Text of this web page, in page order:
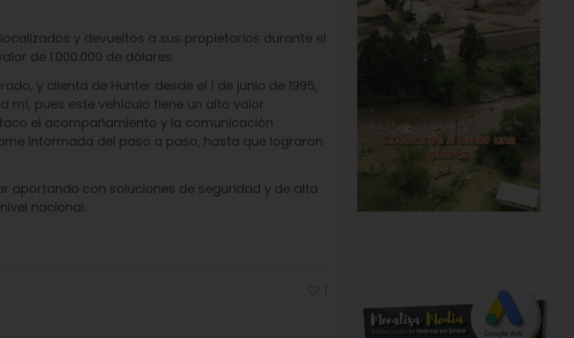
y devueltos a sus propietarios durante el
de 1.000.000 de dólares.
y clienta de Hunter desde el 1 de junio de 1995,
mí, pues este vehículo tiene un alto valor
el acompañamiento y la comunicación
informada del paso a paso, hasta que lograron
aportando con soluciones de seguridad y de alta
nacional.